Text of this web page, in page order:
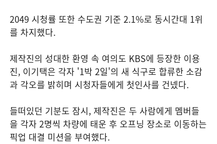
2049 시청률 또한 수도권 기준 2.1%로 동시간대 1위
를 차지했다.
제작진의 성대한 환영 속 여의도 KBS에 등장한 이용
진, 이기택은 각자 '1박 2일'의 새 식구로 합류한 소감
과 각오를 밝히며 시청자들에게 첫인사를 건넸다.
들떠있던 기분도 잠시, 제작진은 두 사람에게 멤버들
을 각자 2명씩 차량에 태운 후 오프닝 장소로 이동하는
픽업 대결 미션을 부여했다.